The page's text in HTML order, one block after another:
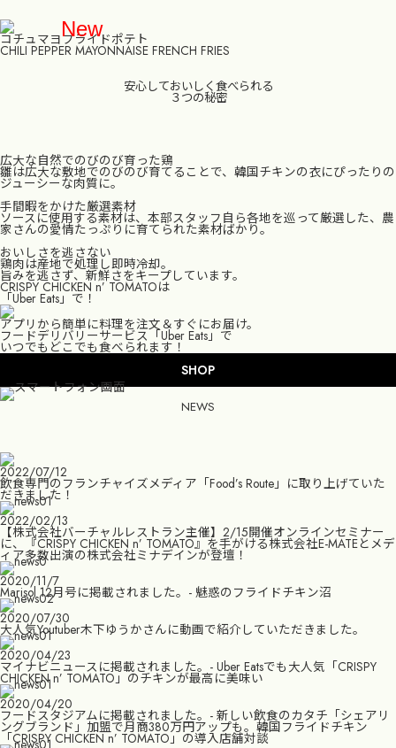
GRAND MENU
SHOP
FOOD BRAND SHARING SERVICE
MOBILE ORDER
RECRUIT
CONTACT
New
コチュマヨフライドポテト
CHILI PEPPER MAYONNAISE FRENCH FRIES
安心しておいしく食べられる
３つの秘密
広大な自然でのびのび育った鶏
雛は広大な敷地でのびのび育てることで、韓国チキンの衣にぴったりの
ジューシーな肉質に。
手間暇をかけた厳選素材
ソースに使用する素材は、本部スタッフ自ら各地を巡って厳選した、農
家さんの愛情たっぷりに育てられた素材ばかり。
おいしさを逃さない
鶏肉は産地で処理し即時冷却。
旨みを逃さず、新鮮さをキープしています。
CRISPY CHICKEN n’ TOMATOは
「Uber Eats」で！
アプリから簡単に料理を注文＆すぐにお届け。
フードデリバリーサービス「Uber Eats」で
いつでもどこでも食べられます！
SHOP
NEWS
2022/07/12
飲食専門のフランチャイズメディア「Food’s Route」に取り上げていた
だきました！
2022/02/13
【株式会社バーチャルレストラン主催】2/15開催オンラインセミナー
に、『CRISPY CHICKEN n’ TOMATO』を手がける株式会社E-MATEとメデ
ィア多数出演の株式会社ミナデインが登壇！
2020/11/7
Marisol 12月号に掲載されました。- 魅惑のフライドチキン沼
2020/07/30
大人気Youtuber木下ゆうかさんに動画で紹介していただきました。
2020/04/23
マイナビニュースに掲載されました。- Uber Eatsでも大人気「CRISPY
CHICKEN n’ TOMATO」のチキンが最高に美味い
2020/04/20
フードスタジアムに掲載されました。- 新しい飲食のカタチ「シェアリ
ングブランド」加盟で月商380万円アップも。韓国フライドチキン
「CRISPY CHICKEN n’ TOMATO」の導入店舗対談